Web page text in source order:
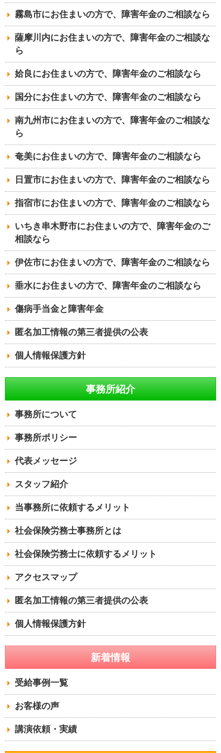
霧島市にお住まいの方で、障害年金のご相談なら
薩摩川内にお住まいの方で、障害年金のご相談な
ら
姶良にお住まいの方で、障害年金のご相談なら
国分にお住まいの方で、障害年金のご相談なら
南九州市にお住まいの方で、障害年金のご相談な
ら
奄美にお住まいの方で、障害年金のご相談なら
日置市にお住まいの方で、障害年金のご相談なら
指宿市にお住まいの方で、障害年金のご相談なら
いちき串木野市にお住まいの方で、障害年金のご
相談なら
伊佐市にお住まいの方で、障害年金のご相談なら
垂水にお住まいの方で、障害年金のご相談なら
傷病手当金と障害年金
匿名加工情報の第三者提供の公表
個人情報保護方針
事務所紹介
事務所について
事務所ポリシー
代表メッセージ
スタッフ紹介
当事務所に依頼するメリット
社会保険労務士事務所とは
社会保険労務士に依頼するメリット
アクセスマップ
匿名加工情報の第三者提供の公表
個人情報保護方針
新着情報
受給事例一覧
お客様の声
講演依頼・実績